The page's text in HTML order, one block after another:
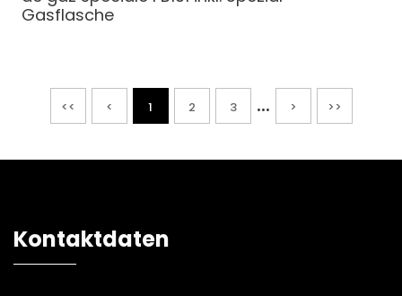
Gasflasche
<< < 1 2 3 ... > >>
Kontaktdaten